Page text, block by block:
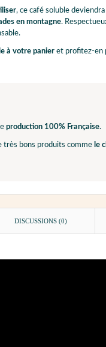
, ce café soluble
en montagne.
à votre panier et profitez-en
production 100% Française.
très bons produits comme le
DISCUSSIONS (0)